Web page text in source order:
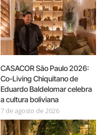
CASACOR São Paulo 2026:
Co-Living Chiquitano de
Eduardo Baldelomar celebra
a cultura boliviana
7 de agosto de 2026